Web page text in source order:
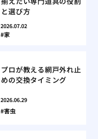
と選び方
2026.07.02
家
プロが教える網戸外れ止
めの交換タイミング
2026.06.29
害虫